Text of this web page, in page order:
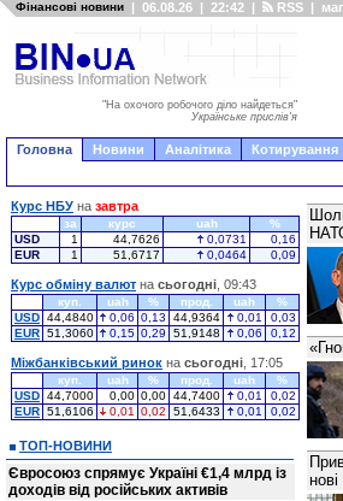
Фінансові новини | 06.08.26 | 22:42 | RSS |
"На охочого робочого діло найдеться"
Українське прислів'я
Головна Новини Аналітика Котирування
Курс НБУ на завтра
за курс uah
%
USD
1 44,7626 0,0731
0,16
EUR
1 51,6717 0,0464 0,09
Курс обміну валют на сьогодні , 09:43
куп. uah % прод. uah
%
USD 44,4840 0,06 0,13 44,9364 0,01
0,03
EUR 51,3060 0,15 0,29 51,9148 0,06 0,12
Міжбанківський ринок на сьогодні , 17:05
куп. uah % прод. uah
%
USD 44,7000 0,00 0,00 44,7400 0,01
0,02
EUR 51,6106 0,01 0,02 51,6433 0,01 0,02
ТОП-НОВИНИ
Євросоюз спрямує Україні €1,4 млрд із
доходів від російських активів